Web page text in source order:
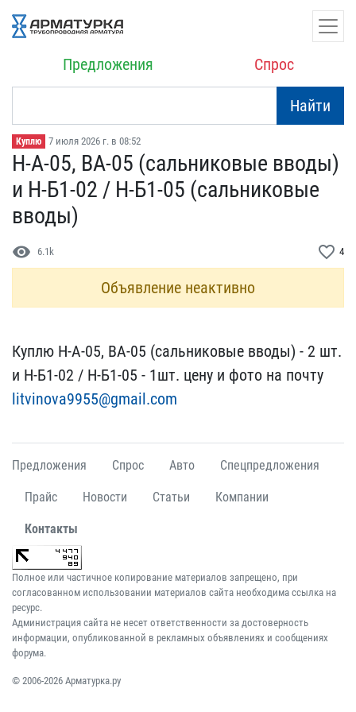
Предложения Спрос
Найти
Куплю 7 июля 2026 г. в 08:52
Н-А-05, ВА-05 (сальников​ые вводы)
и Н-Б1-02 / Н-​Б1-05 (сальниковые
вводы​)
visibility 6.1k favorite_border 4
Объявление неактивно
Куплю Н-А-05, ВА-05 (сал​ьниковые вводы) - 2 шт.
​и Н-Б1-02 / Н-Б1-05 - 1ш​т. цену и фото на почту​
litvinova9955@gmail.com
Предложения Спрос Авто Спецпредложения
Прайс Новости Статьи Компании
Контакты
Полное или частичное копирование материалов запрещено, при
согласованном использовании материалов сайта необходима ссылка на
ресурс.
Администрация сайта не несет ответственности за достоверность
информации, опубликованной в рекламных объявлениях и сообщениях
форума.
© 2006-2026 Арматурка.ру